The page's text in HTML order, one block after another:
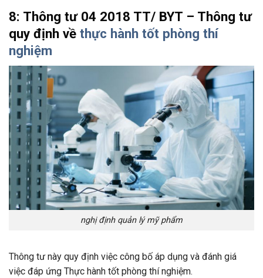
8: Thông tư 04 2018 TT/ BYT – Thông tư
quy định về thực hành tốt phòng thí
nghiệm
nghị định quản lý mỹ phẩm
Thông tư này quy định việc công bố áp dụng và đánh giá
việc đáp ứng Thực hành tốt phòng thí nghiệm.